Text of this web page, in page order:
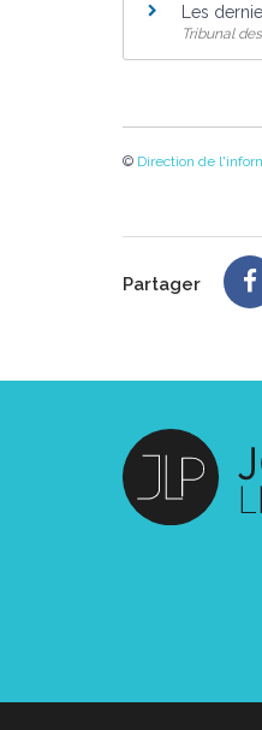
Les
Tribunal
© Direction de
Partager